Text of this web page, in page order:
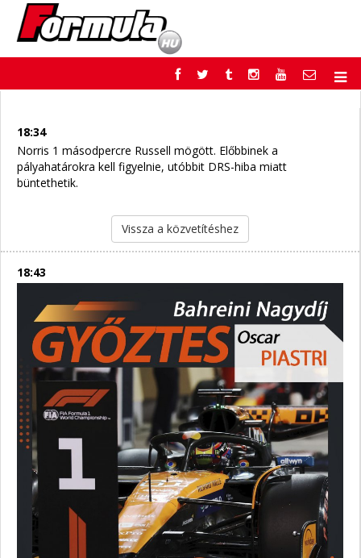
FORMULA
NEMZETKÖZI
HAZAI
RETRO
EGYÉB
PODCAST
PONTÁLLÁSOK
18:34
Norris 1 másodpercre Russell mögött. Előbbinek a
pályahatárokra kell figyelnie, utóbbit DRS-hiba miatt
büntethetik.
Vissza a közvetítéshez
18:43